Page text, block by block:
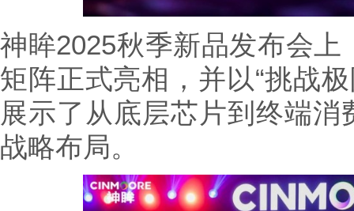
神眸2025秋季新品发布会
矩阵正式亮相，并以“挑战
展示了从底层芯片到终端
战略布局。